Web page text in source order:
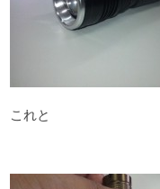
これと